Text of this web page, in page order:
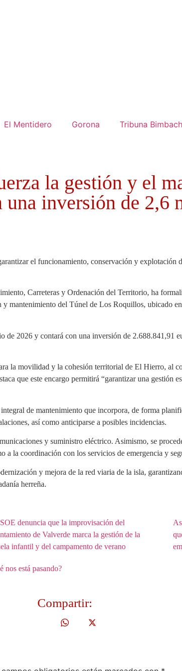
El Mentidero Gorona Tribuna
la gestión y el
inversión de 2,6
el funcionamiento, conservación y explotación
Carreteras y Ordenación del Territorio, ha
del Túnel de Los Roquillos, ubicado
de 2026 y contará con una inversión de 2.688.841,91
la movilidad y la cohesión territorial de El Hierro, al
que este encargo permitirá “garantizar una gestión
de mantenimiento que incorpora, de forma
así como anticiparse a posibles incidencias.
y suministro eléctrico. Asimismo, se
a la coordinación con los servicios de emergencia y
y mejora de la red viaria de la isla,
herreña.
denuncia que la improvisación del
de Valverde marca la gestión de la
infantil y del campamento de verano
nos está pasando?
Compartir: